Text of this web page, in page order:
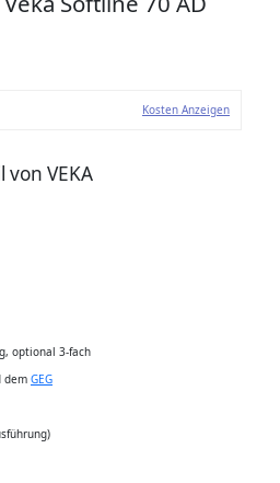
Kosten Anzeigen
VEKA
optional 3-fach
dem GEG